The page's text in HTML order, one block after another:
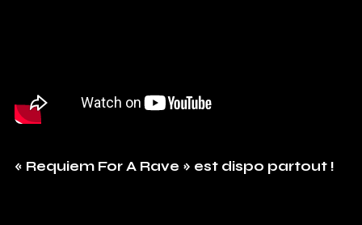
« Requiem For A Rave » est dispo partout !